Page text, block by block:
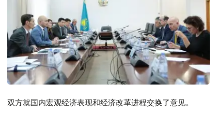
双方就国内宏观经济表现和经济改革进程交换了意见。